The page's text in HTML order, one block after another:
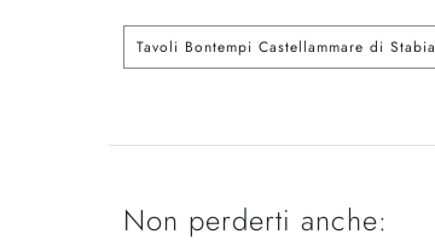
Tavoli Bontempi Castellammare di Stabia
Non perderti anche: